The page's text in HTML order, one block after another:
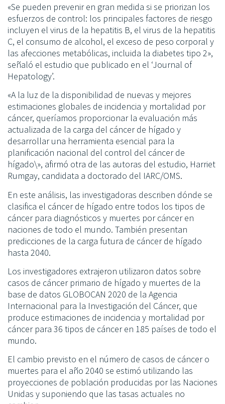
«Se pueden prevenir en gran medida si se priorizan los
esfuerzos de control: los principales factores de riesgo
incluyen el virus de la hepatitis B, el virus de la hepatitis
C, el consumo de alcohol, el exceso de peso corporal y
las afecciones metabólicas, incluida la diabetes tipo 2»,
señaló el estudio que publicado en el ‘Journal of
Hepatology’.
«A la luz de la disponibilidad de nuevas y mejores
estimaciones globales de incidencia y mortalidad por
cáncer, queríamos proporcionar la evaluación más
actualizada de la carga del cáncer de hígado y
desarrollar una herramienta esencial para la
planificación nacional del control del cáncer de
hígado\», afirmó otra de las autoras del estudio, Harriet
Rumgay, candidata a doctorado del IARC/OMS.
En este análisis, las investigadoras describen dónde se
clasifica el cáncer de hígado entre todos los tipos de
cáncer para diagnósticos y muertes por cáncer en
naciones de todo el mundo. También presentan
predicciones de la carga futura de cáncer de hígado
hasta 2040.
Los investigadores extrajeron utilizaron datos sobre
casos de cáncer primario de hígado y muertes de la
base de datos GLOBOCAN 2020 de la Agencia
Internacional para la Investigación del Cáncer, que
produce estimaciones de incidencia y mortalidad por
cáncer para 36 tipos de cáncer en 185 países de todo el
mundo.
El cambio previsto en el número de casos de cáncer o
muertes para el año 2040 se estimó utilizando las
proyecciones de población producidas por las Naciones
Unidas y suponiendo que las tasas actuales no